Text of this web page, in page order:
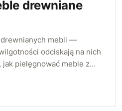
drewniane
mebli —
odciskają na nich
jak pielęgnować meble z